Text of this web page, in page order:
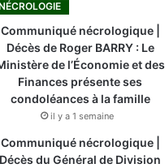
Communiqué nécrologique |
Décès de Roger BARRY : Le
de l’Économie et des
Finances présente ses
condoléances à la famille
il y a 1 semaine
Communiqué nécrologique |
Décès du Général de Division